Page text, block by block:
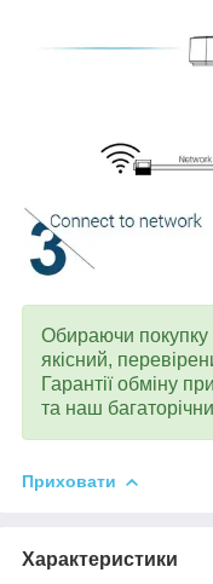
Обираючи покупку
якісний,
Гарантії обміну
та наш
Приховати
Характеристики